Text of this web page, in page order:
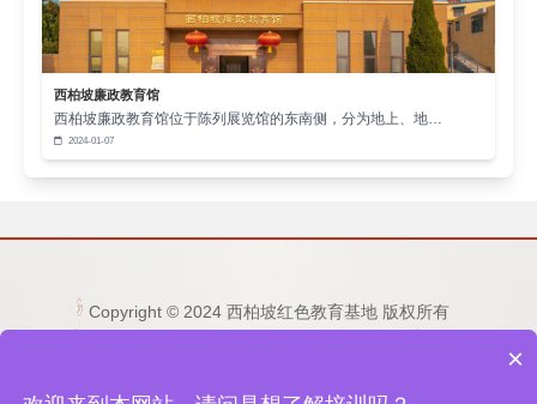
党正在经受和将要经受各种考验的 ‘考试 ’ 考好，使
我们的党永远不变质、我们的红色江山永远不变
色。”谦虚谨慎、艰苦奋斗、实事求是、一心为
民，就是对西柏坡精神的基本内涵最直接、最精
确、最凝练的表述。西柏坡精神是在伟大的革命实
问：党的十八大以来，习近平总书记对用好红
西柏坡廉政教育馆
西柏坡廉政教育馆位于陈列展览馆的东南侧，分为地上、地…
2024-01-07
Copyright © 2024 西柏坡红色教育基地 版权所有
地址：河北省石家庄市平山县西柏坡纪念馆东侧
×